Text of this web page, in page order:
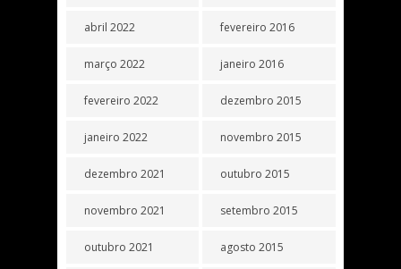
abril 2022
março 2022
fevereiro 2022
janeiro 2022
dezembro 2021
novembro 2021
outubro 2021
fevereiro 2016
janeiro 2016
dezembro 2015
novembro 2015
outubro 2015
setembro 2015
agosto 2015